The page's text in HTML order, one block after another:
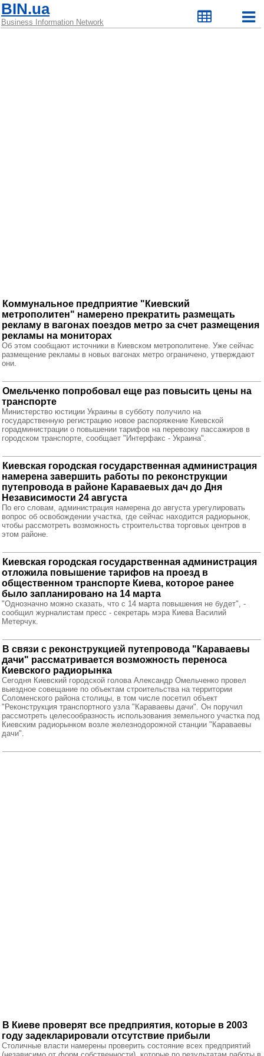
BIN.ua
Business Information Network
Коммунальное предприятие "Киевский
метрополитен" намерено прекратить размещать
рекламу в вагонах поездов метро за счет размещения
рекламы на мониторах
Об этом сообщают источники в Киевском метрополитене. Уже сейчас
размещение рекламы в новых вагонах метро ограничено, утверждают
они.
Омельченко попробовал еще раз повысить цены на
транспорте
Министерство юстиции Украины в субботу получило на
государственную регистрацию новое распоряжение Киевской
горадминистрации о повышении тарифов на перевозку пассажиров в
городском транспорте, сообщает "Интерфакс - Украина".
Киевская городская государственная администрация
намерена завершить работы по реконструкции
путепровода в районе Караваевых дач до Дня
Независимости 24 августа
По его словам, администрация намерена до августа урегулировать
вопрос об освобождении участка, где сейчас находится радиорынок,
чтобы рассмотреть возможность строительства торговых центров в
этом районе.
Киевская городская государственная администрация
отложила повышение тарифов на проезд в
общественном транспорте Киева, которое ранее
было запланировано на 14 марта
"Однозначно можно сказать, что с 14 марта повышения не будет", -
сообщил журналистам пресс - секретарь мэра Киева Василий
Метерчук.
В связи с реконструкцией путепровода "Караваевы
дачи" рассматривается возможность переноса
Киевского радиорынка
Сегодня Киевский городской голова Александр Омельченко провел
выездное совещание по объектам строительства на территории
Соломенского района столицы, в том числе посетил объект
"Реконструкция транспортного узла "Караваевы дачи". Он поручил
рассмотреть целесообразность использования земельного участка под
Киевским радиорынком возле железнодорожной станции "Караваевы
дачи".
В Киеве проверят все предприятия, которые в 2003
году задекларировали отсутствие прибыли
Столичные власти намерены проверить состояние всех предприятий